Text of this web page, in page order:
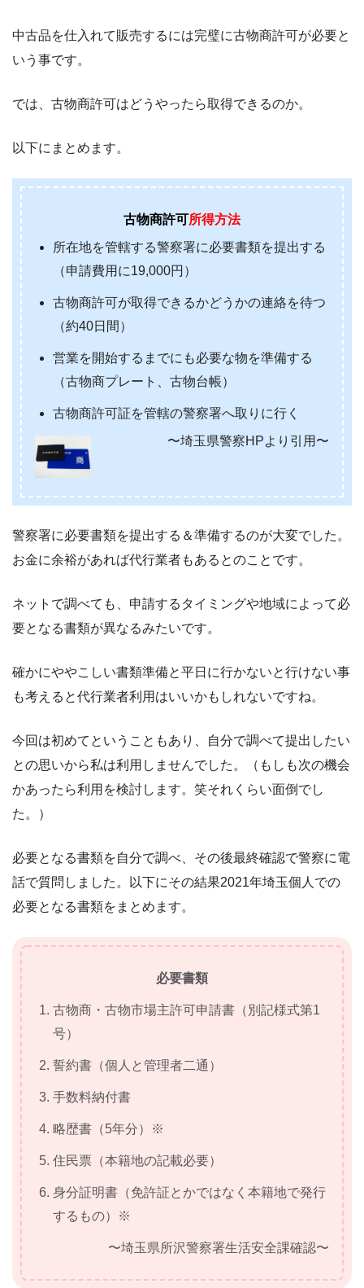
中古品を仕入れて販売するには完璧に古物商許可が必要と
いう事です。
では、古物商許可はどうやったら取得できるのか。
以下にまとめます。
古物商許可 所得方法
所在地を管轄する警察署に必要書類を提出する
（申請費用に19,000円）
古物商許可が取得できるかどうかの連絡を待つ
（約40日間）
営業を開始するまでにも必要な物を準備する
（古物商プレート、古物台帳）
古物商許可証を管轄の警察署へ取りに行く
〜埼玉県警察HPより引用〜
警察署に必要書類を提出する＆準備するのが大変でした。
お金に余裕があれば代行業者もあるとのことです。
ネットで調べても、申請するタイミングや地域によって必
要となる書類が異なるみたいです。
確かにややこしい書類準備と平日に行かないと行けない事
も考えると代行業者利用はいいかもしれないですね。
今回は初めてということもあり、自分で調べて提出したい
との思いから私は利用しませんでした。（もしも次の機会
かあったら利用を検討します。笑それくらい面倒でし
た。）
必要となる書類を自分で調べ、その後最終確認で警察に電
話で質問しました。以下にその結果2021年埼玉個人での
必要となる書類をまとめます。
必要書類
古物商・古物市場主許可申請書（別記様式第1
号）
誓約書（個人と管理者二通）
手数料納付書
略歴書（5年分）※
住民票（本籍地の記載必要）
身分証明書（免許証とかではなく本籍地で発行
するもの）※
〜埼玉県所沢警察署生活安全課確認〜